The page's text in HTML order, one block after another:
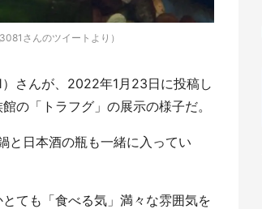
さんのツイートより）
さんが、2022年1月23日に投稿し
の「トラフグ」の展示の様子だ。
と日本酒の瓶も一緒に入ってい
ても「食べる気」満々な雰囲気を